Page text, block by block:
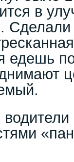
в
едешь